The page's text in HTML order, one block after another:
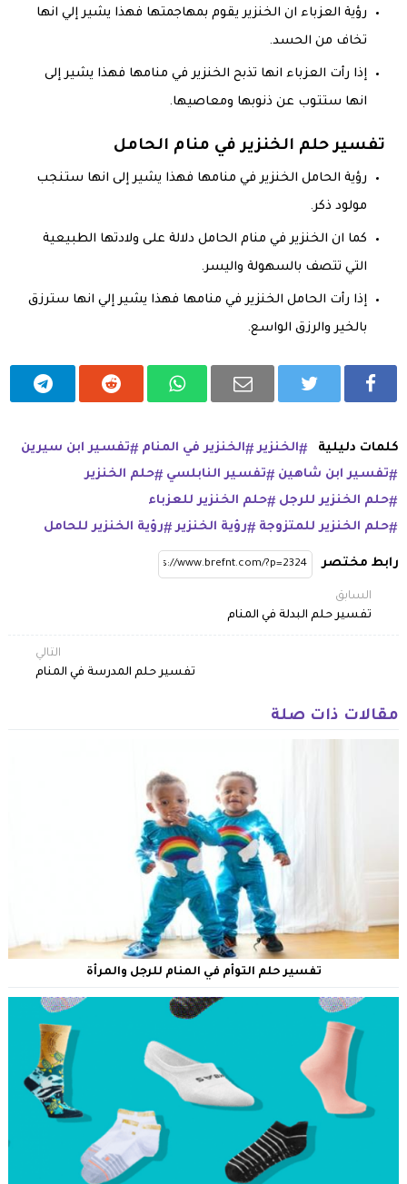
رؤية العزباء ان الخنزير يقوم بمهاجمتها فهذا يشير إلي انها
تخاف من الحسد.
إذا رأت العزباء انها تذبح الخنزير في منامها فهذا يشير إلى
انها ستتوب عن ذنوبها ومعاصيها.
تفسير حلم الخنزير في منام الحامل
رؤية الحامل الخنزير في منامها فهذا يشير إلى انها ستنجب
مولود ذكر.
كما ان الخنزير في منام الحامل دلالة على ولادتها الطبيعية
التي تتصف بالسهولة واليسر.
إذا رأت الحامل الخنزير في منامها فهذا يشير إلي انها سترزق
بالخير والرزق الواسع.
كلمات دليلية الخنزير الخنزير في المنام
تفسير ابن سيرين
تفسير ابن شاهين
تفسير النابلسي
حلم الخنزير
حلم الخنزير للرجل
حلم الخنزير للعزباء
حلم الخنزير للمتزوجة
رؤية الخنزير رؤية الخنزير للحامل
رابط مختصر
السابق
تفسير حلم البدلة في المنام
التالي
تفسير حلم المدرسة في المنام
مقالات ذات صلة
تفسير حلم التوأم في المنام للرجل والمرأة